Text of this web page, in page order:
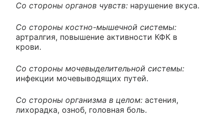
Со стороны органов чувств: нарушение вкуса.
Со стороны костно-мышечной системы:
артралгия, повышение активности КФК в
крови.
Со стороны мочевыделительной системы:
инфекции мочевыводящих путей.
Со стороны организма в целом: астения,
лихорадка, озноб, головная боль.